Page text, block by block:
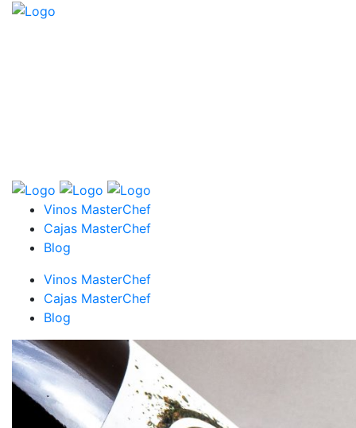
Vinos MasterChef
Cajas MasterChef
Blog
Vinos MasterChef
Cajas MasterChef
Blog